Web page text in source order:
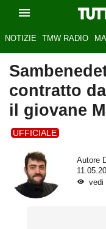
NOTIZIE TMW RADIO
contratto
il giovane
UFFICIALE
Autore
vedi